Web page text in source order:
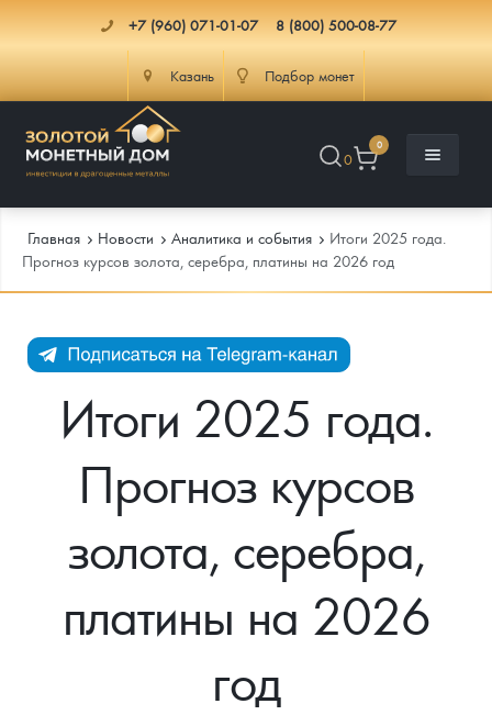
+7 (960) 071-01-07 8 (800) 500-08-77
Казань Подбор монет
0
0
Каталог Монет
Инвестиционные монеты
Монеты Царской России
Монеты стран мира после 1950г
Георгий Победоносец
Золотой червонец Сеятель
Инфо
Как сделать заказ
Гарантии
Памятка для работы с монетами из драгметаллов
Доставка
Информация
Распродажа монет и жетонов
Аналитика и события
Итоги 2025 года. Прогноз курсов золота, серебра, платины на
Котировки
Курс золота и серебра
Главная Новости Аналитика и события
Итоги 2025 года.
Прогноз курсов золота, серебра, платины на 2026 год
Итоги 2025 года.
Прогноз курсов
золота, серебра,
платины на 2026
год